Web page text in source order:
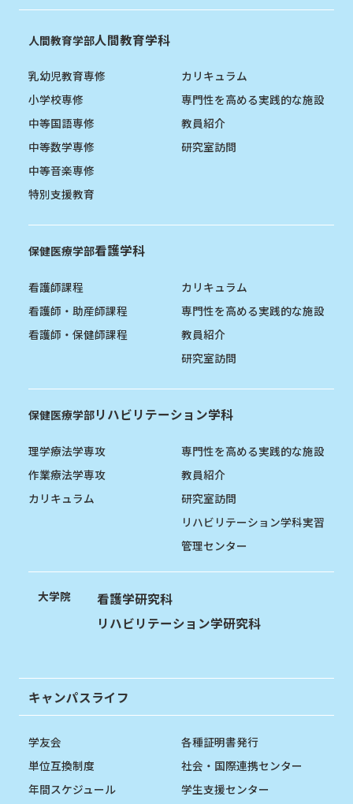
人間教育学部人間教育学科
乳幼児教育専修
小学校専修
中等国語専修
中等数学専修
中等音楽専修
特別支援教育
カリキュラム
専門性を高める実践的な施設
教員紹介
研究室訪問
保健医療学部看護学科
看護師課程
看護師・助産師課程
看護師・保健師課程
カリキュラム
専門性を高める実践的な施設
教員紹介
研究室訪問
保健医療学部リハビリテーション学科
理学療法学専攻
作業療法学専攻
カリキュラム
専門性を高める実践的な施設
教員紹介
研究室訪問
リハビリテーション学科実習
管理センター
大学院
看護学研究科
リハビリテーション学研究科
キャンパスライフ
学友会
単位互換制度
年間スケジュール
各種証明書発行
社会・国際連携センター
学生支援センター